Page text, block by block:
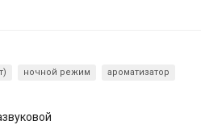
ночной режим
ароматизатор